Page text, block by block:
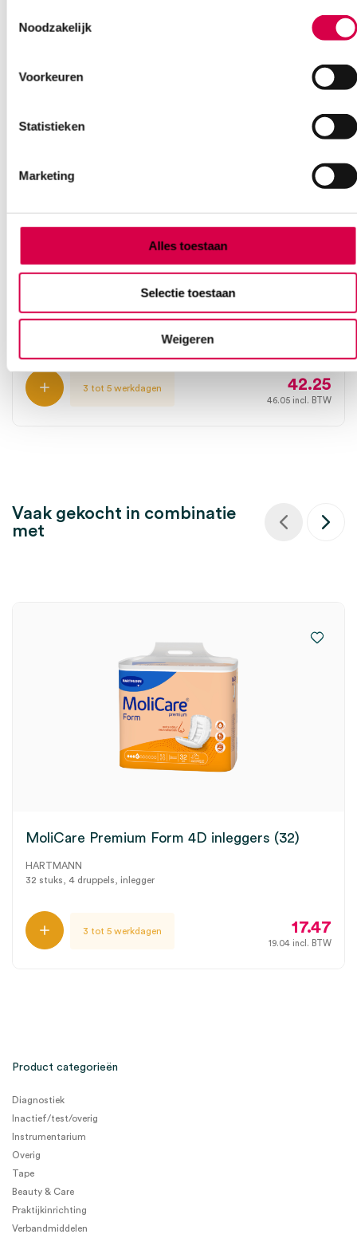
Noodzakelijk
Voorkeuren
Statistieken
Marketing
Alles toestaan
Selectie toestaan
Weigeren
HARTMANN
3 tot 5 werkdagen 42.25
46.05 incl. BTW
Vaak gekocht in combinatie
met
MoliCare Premium Form 4D inleggers (32)
HARTMANN
32 stuks, 4 druppels, inlegger
3 tot 5 werkdagen 17.47
19.04 incl. BTW
Product categorieën
Diagnostiek
Inactief/test/overig
Instrumentarium
Overig
Tape
Beauty & Care
Praktijkinrichting
Verbandmiddelen